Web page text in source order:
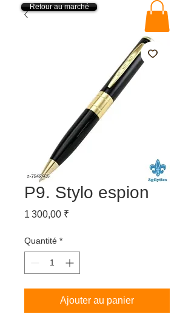
P9. Stylo espion
1 300,00 ₹
Quantité *
Ajouter au panier
Retour au marché